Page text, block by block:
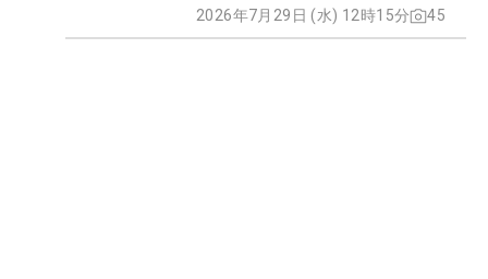
2026年7月29日 (水) 12時15分 45